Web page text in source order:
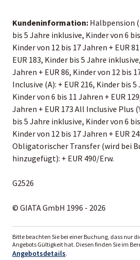
Kundeninformation: Halbpension
bis 5 Jahre inklusive, Kinder von 6
Kinder von 12 bis 17 Jahren + EUR
EUR 183, Kinder bis 5 Jahre
Jahren + EUR 86, Kinder von 12 bis
Inclusive (A): + EUR 216, Kinder bis
Kinder von 6 bis 11 Jahren + EUR
Jahren + EUR 173 All Inclusive Plus
bis 5 Jahre inklusive, Kinder von 6
Kinder von 12 bis 17 Jahren + EUR
Obligatorischer Transfer (wird bei
hinzugefügt): + EUR 490/Erw.
G2526
© GIATA GmbH 1996 - 2026
Bitte beachten Sie bei einer Buchung, dass nur
Angebots Gültigkeit hat. Diesen finden Sie im
Angebotsdetails.